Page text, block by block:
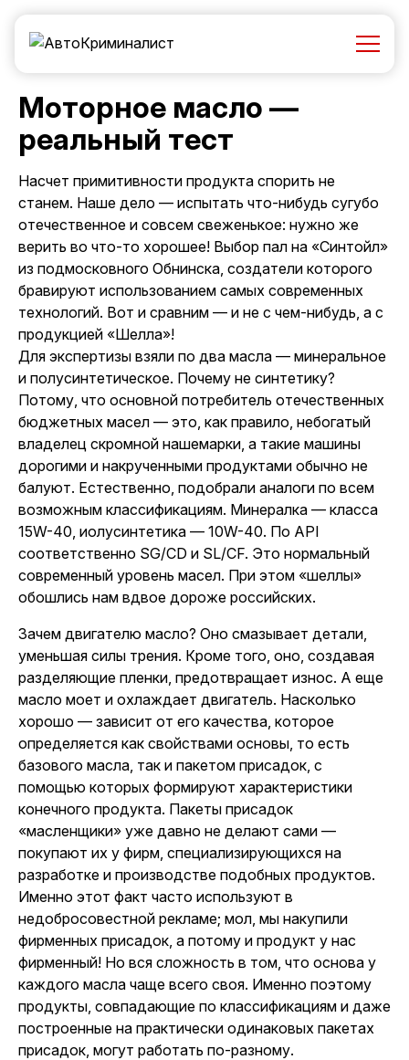
Моторное масло —
реальный тест
Насчет примитивности продукта спорить не
станем. Наше дело — испытать что-нибудь сугубо
отечественное и совсем свеженькое: нужно же
верить во что-то хорошее! Выбор пал на «Синтойл»
из подмосковного Обнинска, создатели которого
бравируют использованием самых современных
технологий. Вот и сравним — и не с чем-нибудь, а с
продукцией «Шелла»!
Для экспертизы взяли по два масла — минеральное
и полусинтетическое. Почему не синтетику?
Потому, что основной потребитель отечественных
бюджетных масел — это, как правило, небогатый
владелец скромной нашемарки, а такие машины
дорогими и накрученными продуктами обычно не
балуют. Естественно, подобрали аналоги по всем
возможным классификациям. Минералка — класса
15W-40, иолусинтетика — 10W-40. По API
соответственно SG/CD и SL/CF. Это нормальный
современный уровень масел. При этом «шеллы»
обошлись нам вдвое дороже российских.
Зачем двигателю масло? Оно смазывает детали,
уменьшая силы трения. Кроме того, оно, создавая
разделяющие пленки, предотвращает износ. А еще
масло моет и охлаждает двигатель. Насколько
хорошо — зависит от его качества, которое
определяется как свойствами основы, то есть
базового масла, так и пакетом присадок, с
помощью которых формируют характеристики
конечного продукта. Пакеты присадок
«масленщики» уже давно не делают сами —
покупают их у фирм, специализирующихся на
разработке и производстве подобных продуктов.
Именно этот факт часто используют в
недобросовестной рекламе; мол, мы накупили
фирменных присадок, а потому и продукт у нас
фирменный! Но вся сложность в том, что основа у
каждого масла чаще всего своя. Именно поэтому
продукты, совпадающие по классификациям и даже
построенные на практически одинаковых пакетах
присадок, могут работать по-разному.